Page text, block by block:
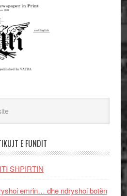
E FUNDIT
SHPIRTIN
emrin… dhe ndryshoi botën